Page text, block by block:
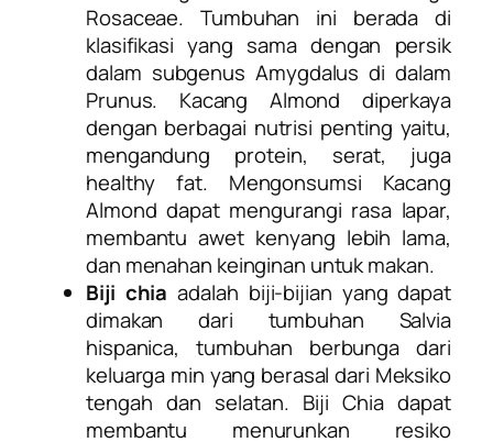
Rosaceae. Tumbuhan ini berada di
klasifikasi yang sama dengan persik
dalam subgenus Amygdalus di dalam
Prunus. Kacang Almond diperkaya
dengan berbagai nutrisi penting yaitu,
mengandung protein, serat, juga
healthy fat. Mengonsumsi Kacang
Almond dapat mengurangi rasa lapar,
membantu awet kenyang lebih lama,
dan menahan keinginan untuk makan.
Biji chiaadalah biji-bijian yang dapat
dimakan dari tumbuhan Salvia
hispanica, tumbuhan berbunga dari
keluarga min yang berasal dari Meksiko
tengah dan selatan. Biji Chia dapat
membantu menurunkan resiko